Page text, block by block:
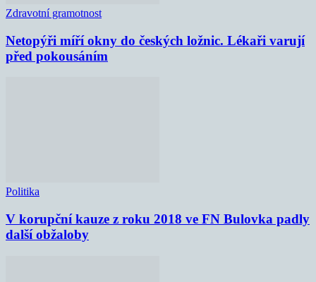
Zdravotní gramotnost
Netopýři míří okny do českých ložnic. Lékaři varují
před pokousáním
Politika
V korupční kauze z roku 2018 ve FN Bulovka padly
další obžaloby